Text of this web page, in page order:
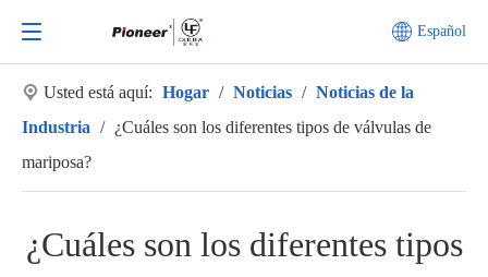
Español
Usted está aquí: Hogar / Noticias / Noticias de la
Industria / ¿Cuáles son los diferentes tipos de válvulas de
mariposa?
¿Cuáles son los diferentes tipos